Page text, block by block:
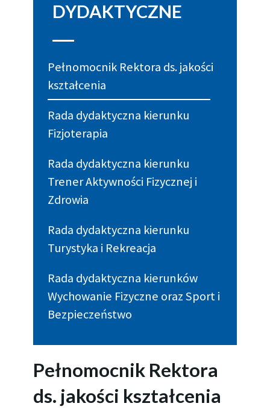
DYDAKTYCZNE
Pełnomocnik Rektora ds. jakości
kształcenia
Rada dydaktyczna kierunku
Fizjoterapia
Rada dydaktyczna kierunku
Trener Aktywności Fizycznej i
Zdrowia
Rada dydaktyczna kierunku
Turystyka i Rekreacja
Rada dydaktyczna kierunków
Wychowanie Fizyczne oraz Sport i
Bezpieczeństwo
Pełnomocnik Rektora
ds. jakości kształcenia